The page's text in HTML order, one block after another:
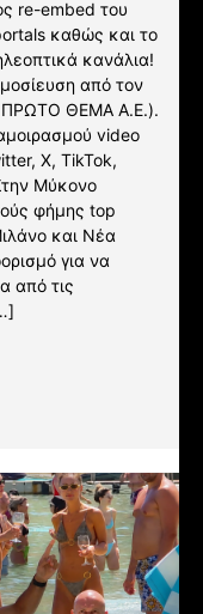
re-embed του
καθώς και το
κανάλια!
από τον
ΠΡΩΤΟ ΘΕΜΑ A.E.).
video
X, TikTok,
Μύκονο
φήμης top
και Νέα
για να
από τις